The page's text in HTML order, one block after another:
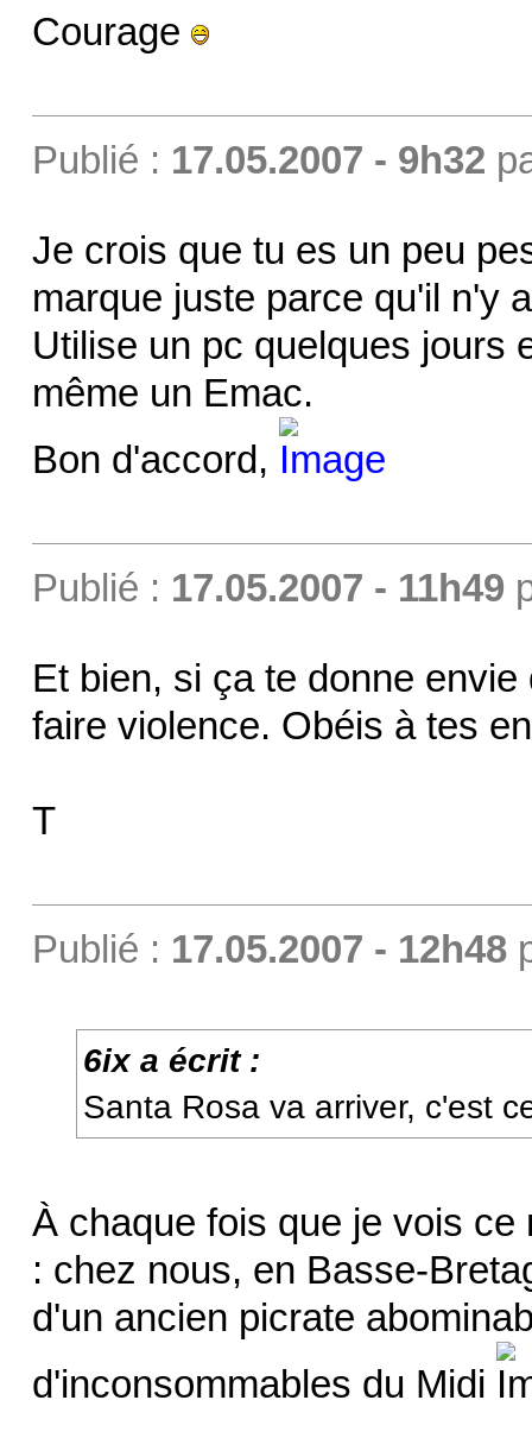
Courage
Publié : 17.05.2007 - 9h32
Je crois que tu es un peu
marque juste parce qu'il n'y
Utilise un pc quelques jours
même un Emac.
Bon d'accord,
Publié : 17.05.2007 - 11h49
Et bien, si ça te donne
faire violence. Obéis à tes
T
Publié : 17.05.2007 - 12h48
6ix a écrit :
Santa Rosa va arriver, c'est
À chaque fois que je vois
: chez nous, en Basse-
d'un ancien picrate
d'inconsommables du Midi